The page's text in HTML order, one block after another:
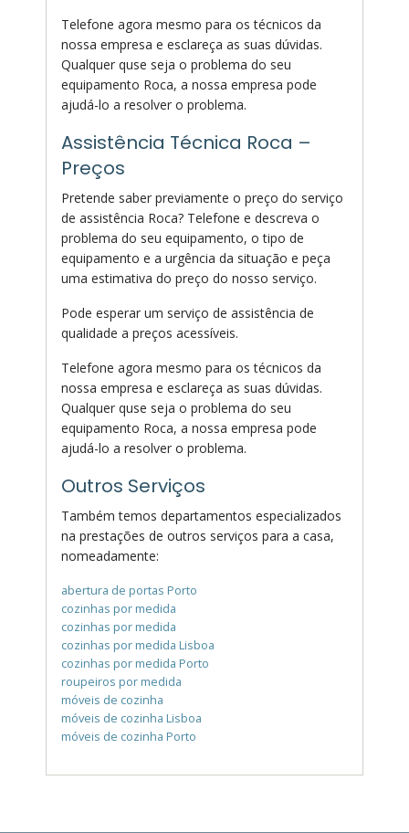
Telefone agora mesmo para os técnicos da
nossa empresa e esclareça as suas dúvidas.
Qualquer quse seja o problema do seu
equipamento Roca, a nossa empresa pode
ajudá-lo a resolver o problema.
Assistência Técnica Roca –
Preços
Pretende saber previamente o preço do serviço
de assistência Roca? Telefone e descreva o
problema do seu equipamento, o tipo de
equipamento e a urgência da situação e peça
uma estimativa do preço do nosso serviço.
Pode esperar um serviço de assistência de
qualidade a preços acessíveis.
Telefone agora mesmo para os técnicos da
nossa empresa e esclareça as suas dúvidas.
Qualquer quse seja o problema do seu
equipamento Roca, a nossa empresa pode
ajudá-lo a resolver o problema.
Outros Serviços
Também temos departamentos especializados
na prestações de outros serviços para a casa,
nomeadamente:
abertura de portas Porto
cozinhas por medida
cozinhas por medida
cozinhas por medida Lisboa
cozinhas por medida Porto
roupeiros por medida
móveis de cozinha
móveis de cozinha Lisboa
móveis de cozinha Porto